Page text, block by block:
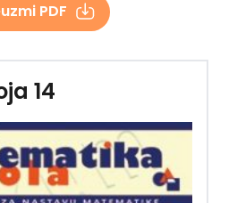
PDF
14